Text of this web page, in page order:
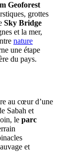
Geoforest
grottes
Sky Bridge
et la mer,
nature
une étape
du pays.
au cœur d’une
Sabah et
le parc
et